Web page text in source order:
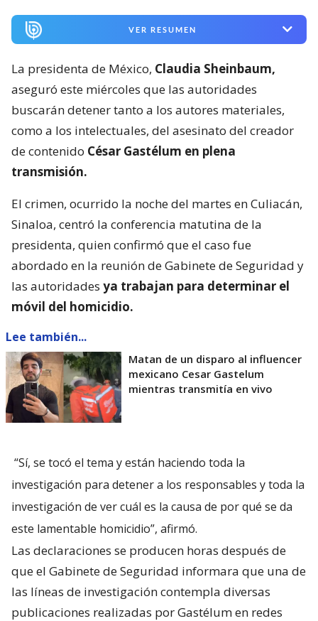
VER RESUMEN
La presidenta de México, Claudia Sheinbaum,
aseguró este miércoles que las autoridades
buscarán detener tanto a los autores materiales,
como a los intelectuales, del asesinato del creador
de contenido César Gastélum en plena
transmisión.
El crimen, ocurrido la noche del martes en Culiacán,
Sinaloa, centró la conferencia matutina de la
presidenta, quien confirmó que el caso fue
abordado en la reunión de Gabinete de Seguridad y
las autoridades ya trabajan para determinar el
móvil del homicidio.
Lee también...
Matan de un disparo al influencer
mexicano Cesar Gastelum
mientras transmitía en vivo
“Sí, se tocó el tema y están haciendo toda la
investigación para detener a los responsables y toda la
investigación de ver cuál es la causa de por qué se da
este lamentable homicidio”, afirmó.
Las declaraciones se producen horas después de
que el Gabinete de Seguridad informara que una de
las líneas de investigación contempla diversas
publicaciones realizadas por Gastélum en redes